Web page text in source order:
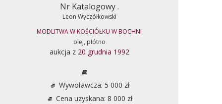
Nr Katalogowy .
Leon Wyczółkowski
MODLITWA W KOŚCIÓŁKU W BOCHNI
olej, płótno
aukcja z 20 grudnia 1992
Wywoławcza: 5 000 zł
Cena uzyskana: 8 000 zł